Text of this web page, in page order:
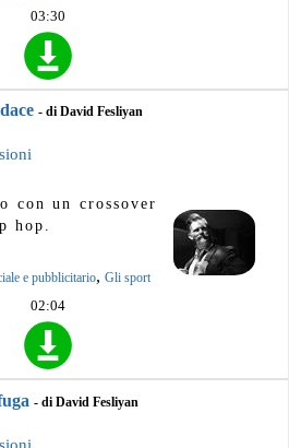
03:30
- di David Fesliyan
con un crossover
hop.
e pubblicitario, Gli sport
02:04
- di David Fesliyan